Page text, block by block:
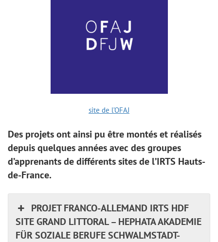
site de l’OFAJ
Des projets ont ainsi pu être montés et réalisés
depuis quelques années avec des groupes
d’apprenants de différents sites de l’IRTS Hauts-
de-France.
PROJET FRANCO-ALLEMAND IRTS HDF
SITE GRAND LITTORAL – HEPHATA AKADEMIE
FÜR SOZIALE BERUFE SCHWALMSTADT-